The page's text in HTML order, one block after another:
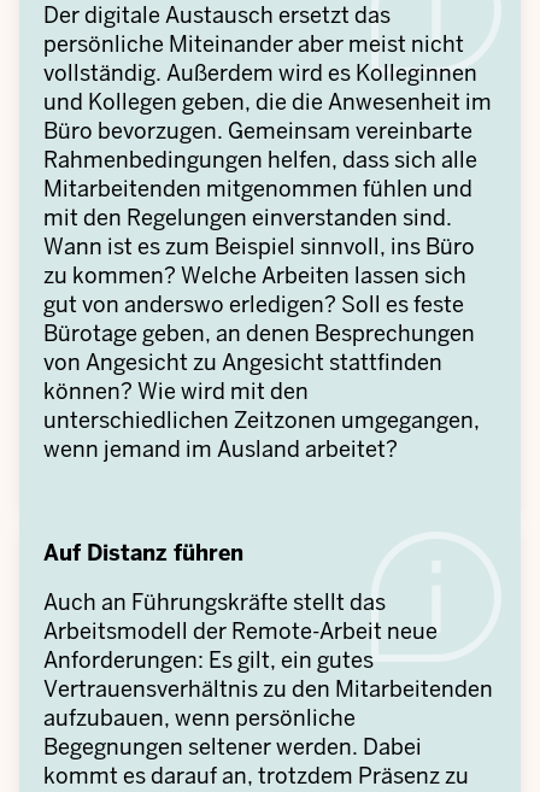
Der digitale Austausch ersetzt das
persönliche Miteinander aber meist nicht
vollständig. Außerdem wird es Kolleginnen
und Kollegen geben, die die Anwesenheit im
Büro bevorzugen. Gemeinsam vereinbarte
Rahmenbedingungen helfen, dass sich alle
Mitarbeitenden mitgenommen fühlen und
mit den Regelungen einverstanden sind.
Wann ist es zum Beispiel sinnvoll, ins Büro
zu kommen? Welche Arbeiten lassen sich
gut von anderswo erledigen? Soll es feste
Bürotage geben, an denen Besprechungen
von Angesicht zu Angesicht stattfinden
können? Wie wird mit den
unterschiedlichen Zeitzonen umgegangen,
wenn jemand im Ausland arbeitet?
Auf Distanz führen
Auch an Führungskräfte stellt das
Arbeitsmodell der Remote-Arbeit neue
Anforderungen: Es gilt, ein gutes
Vertrauensverhältnis zu den Mitarbeitenden
aufzubauen, wenn persönliche
Begegnungen seltener werden. Dabei
kommt es darauf an, trotzdem Präsenz zu